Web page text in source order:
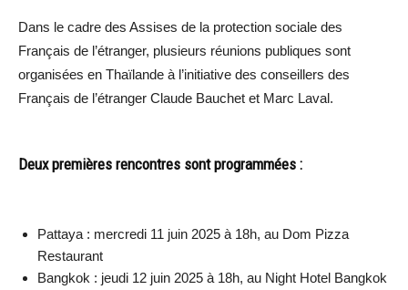
Dans le cadre des Assises de la protection sociale des
Français de l’étranger, plusieurs réunions publiques sont
organisées en Thaïlande à l’initiative des conseillers des
Français de l’étranger Claude Bauchet et Marc Laval.
Deux premières rencontres sont programmées :
Pattaya : mercredi 11 juin 2025 à 18h, au Dom Pizza
Restaurant
Bangkok : jeudi 12 juin 2025 à 18h, au Night Hotel Bangkok